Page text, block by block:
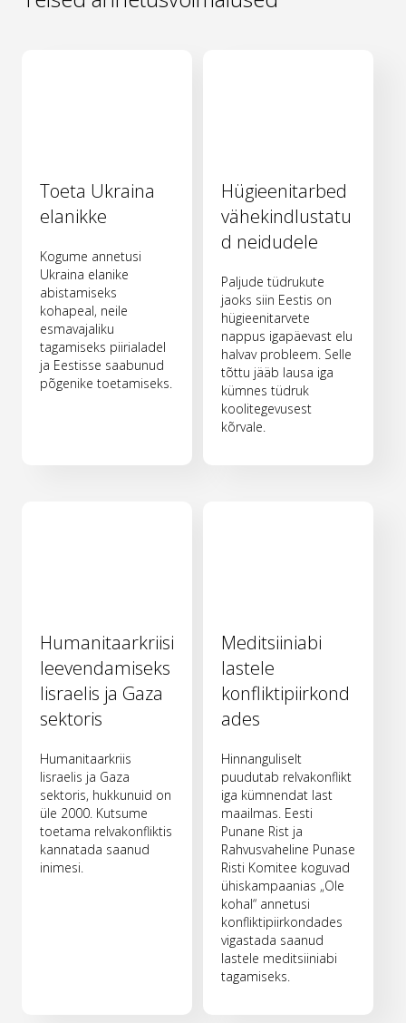
Toeta Ukraina
elanikke
Kogume annetusi
Ukraina elanike
abistamiseks
kohapeal, neile
esmavajaliku
tagamiseks piirialadel
ja Eestisse saabunud
põgenike toetamiseks.
Hügieenitarbed
vähekindlustatu
d neidudele
Paljude tüdrukute
jaoks siin Eestis on
hügieenitarvete
nappus igapäevast elu
halvav probleem. Selle
tõttu jääb lausa iga
kümnes tüdruk
koolitegevusest
kõrvale.
Humanitaarkriisi
leevendamiseks
Iisraelis ja Gaza
sektoris
Humanitaarkriis
Iisraelis ja Gaza
sektoris, hukkunuid on
üle 2000. Kutsume
toetama relvakonfliktis
kannatada saanud
inimesi.
Meditsiiniabi
lastele
konfliktipiirkond
ades
Hinnanguliselt
puudutab relvakonflikt
iga kümnendat last
maailmas. Eesti
Punane Rist ja
Rahvusvaheline Punase
Risti Komitee koguvad
ühiskampaanias „Ole
kohal“ annetusi
konfliktipiirkondades
vigastada saanud
lastele meditsiiniabi
tagamiseks.